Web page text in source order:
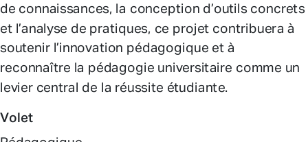
de connaissances, la conception d’outils concrets
et l’analyse de pratiques, ce projet contribuera à
soutenir l’innovation pédagogique et à
reconnaître la pédagogie universitaire comme un
levier central de la réussite étudiante.
Volet